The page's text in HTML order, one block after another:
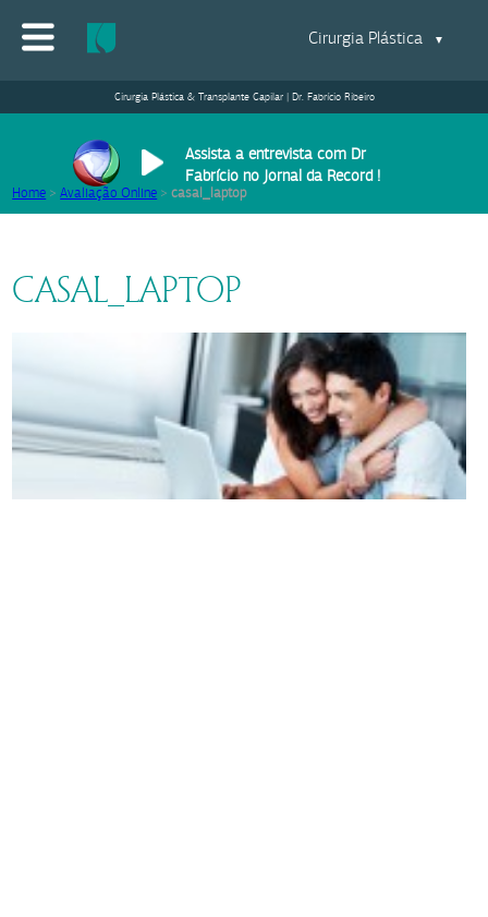
Cirurgia Plástica ▼
Cirurgia Plástica & Transplante Capilar | Dr. Fabrício Ribeiro
Assista a entrevista com Dr
Fabrício no Jornal da Record !
Home >Avaliação Online >casal_laptop
CASAL_LAPTOP